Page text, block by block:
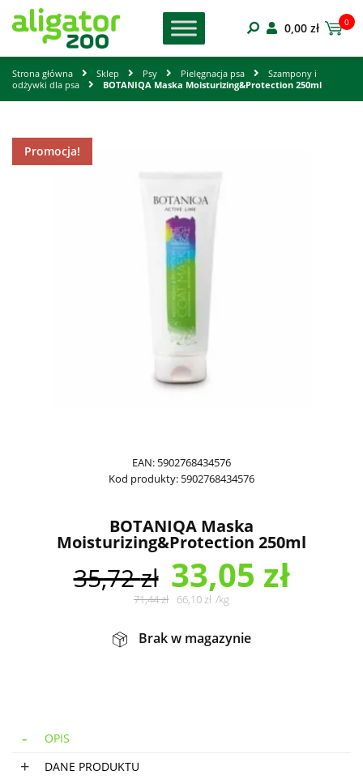
0,00 zł 0
Strona główna Sklep Psy Pielęgnacja psa
Szampony i
odżywki dla psa
BOTANIQA Maska Moisturizing&Protection 250ml
Promocja!
EAN: 5902768434576
Kod produkty: 5902768434576
BOTANIQA Maska
Moisturizing&Protection 250ml
35,72zł 33,05 zł
71,44zł 66,10zł /kg
Brak w magazynie
OPIS
DANE PRODUKTU